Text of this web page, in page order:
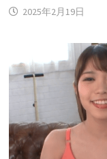
2025年2月19日